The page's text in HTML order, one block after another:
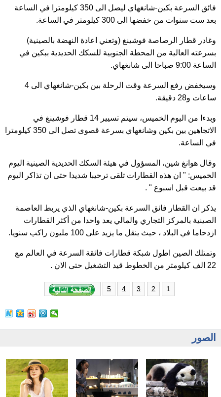
فائق السرعة بكين-شانغهاي ليصل الى 350 كيلومترا في الساعة
بعد ست سنوات من خفضها الى 300 كيلومتر في الساعة.
وغادر قطار الرصاصة فوشينغ (وتعني اعادة النهضة بالصينية)
بسرعته العالية من المحطة الجنوبية للسكك الحديدية ببكين في
الساعة 9:00 صباحا الى شانغهاي.
وسيخفض رفع السرعة وقت الرحلة بين بكين-شانغهاي الى 4
ساعات و28 دقيقة.
وبدءا من اليوم الخميس، سيتم تسيير 14 قطار فوشينغ في
الاتجاهين بين بكين وشانغهاي بسرعة قصوى تصل الى 350 كيلومترا
في الساعة.
وقال هوانغ شين، المسؤول في هيئة السكك الحديدية الصينية اليوم
الخميس: " ان هذه القطارات تلقى ترحيبا شديدا حتى ان تذاكر اليوم
قد بيعت قبل اسبوع " .
يذكر ان القطار فائق السرعة بكين-شانغهاي الذي يربط العاصمة
الصينية بالمركز التجاري والمالي يعد واحدا من أكثر القطارات
ازدحاما في البلاد ، حيث ينقل ما يزيد على 100 مليون راكب سنويا.
وتمتلك الصين اطول شبكة قطارات فائقة السرعة في العالم مع
22 الف كيلومتر من الخطوط قيد التشغيل حتى الان .
1
2
3
4
5
الصور